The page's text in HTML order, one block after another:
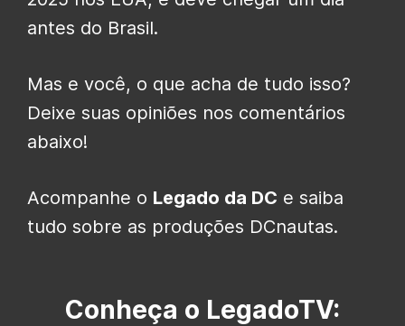
antes do Brasil.
Mas e você, o que acha de tudo isso?
Deixe suas opiniões nos comentários
abaixo!
Acompanhe o Legado da DC e saiba
tudo sobre as produções DCnautas.
Conheça o LegadoTV: